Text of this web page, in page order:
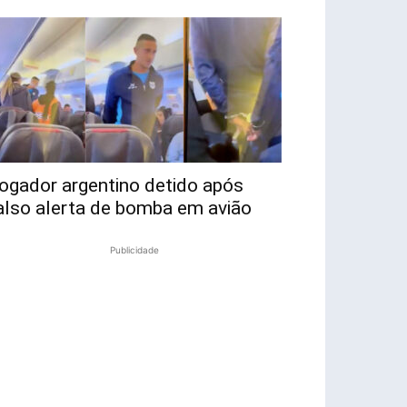
argentino detido após
alerta de bomba em avião
Publicidade